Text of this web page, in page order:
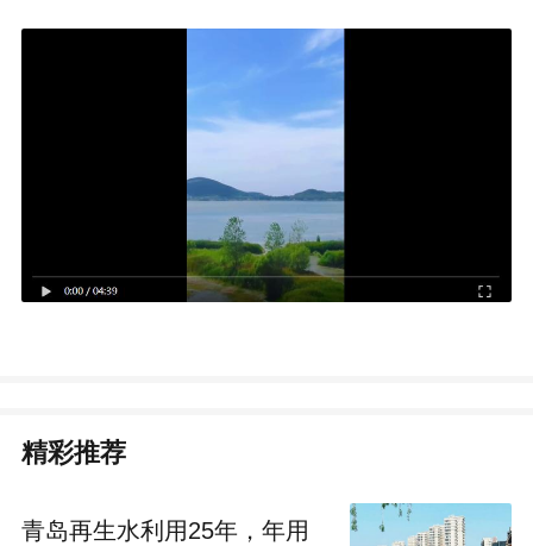
精彩推荐
青岛再生水利用25年，年用